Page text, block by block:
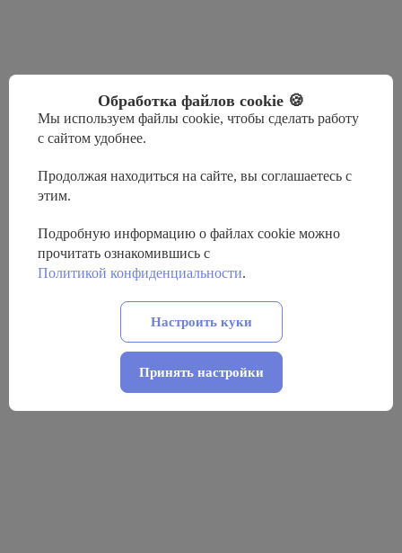
Обработка файлов cookie 🍪
Мы используем файлы cookie, чтобы сделать работу
с сайтом удобнее.
Продолжая находиться на сайте, вы соглашаетесь с
этим.
Подробную информацию о файлах cookie можно
прочитать ознакомившись с
Политикой конфиденциальности.
Настроить куки
Принять настройки